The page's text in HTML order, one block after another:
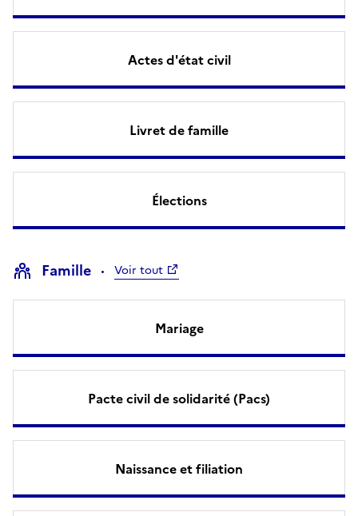
Actes d'état civil
Livret de famille
Élections
Famille Voir tout
Mariage
Pacte civil de solidarité (Pacs)
Naissance et filiation